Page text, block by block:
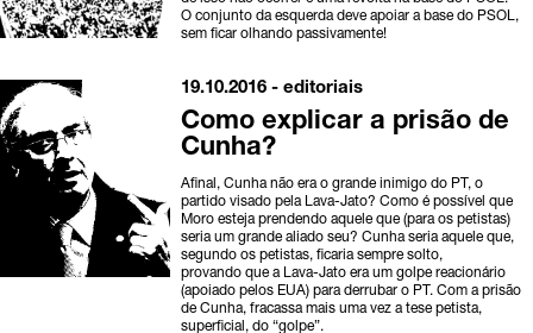
O conjunto da esquerda deve apoiar a base do PSOL,
sem ficar olhando passivamente!
19.10.2016 -editoriais
Como explicar a prisão de
Cunha?
Afinal, Cunha não era o grande inimigo do PT, o
partido visado pela Lava-Jato? Como é possível que
Moro esteja prendendo aquele que (para os petistas)
seria um grande aliado seu? Cunha seria aquele que,
segundo os petistas, ficaria sempre solto,
provando que a Lava-Jato era um golpe reacionário
(apoiado pelos EUA) para derrubar o PT. Com a prisão
de Cunha, fracassa mais uma vez a tese petista,
superficial, do “golpe”.